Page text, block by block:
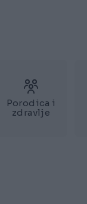
Porodica i
zdravlje